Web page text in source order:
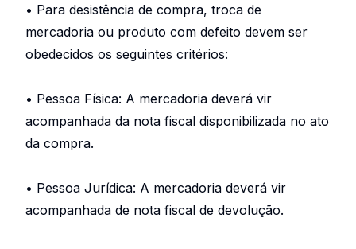
• Para desistência de compra, troca de
mercadoria ou produto com defeito devem ser
obedecidos os seguintes critérios:
• Pessoa Física: A mercadoria deverá vir
acompanhada da nota fiscal disponibilizada no ato
da compra.
• Pessoa Jurídica: A mercadoria deverá vir
acompanhada de nota fiscal de devolução.